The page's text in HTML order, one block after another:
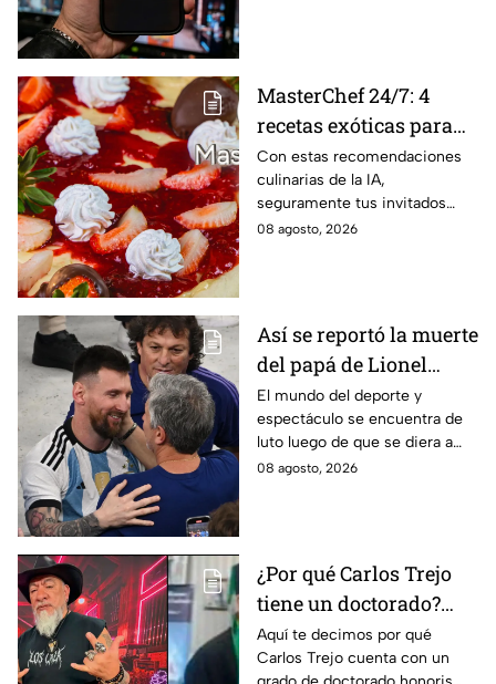
MasterChef 24/7: 4
recetas exóticas para
pizzas dulces que le
darán un toque
sofisticado a tu mesa
Con estas recomendaciones
culinarias de la IA,
seguramente tus invitados
quedarán encantados a la hora
08 agosto, 2026
Así se reportó la muerte
del papá de Lionel
Messi en vivo; estos
son los detalles en
Venga La Alegría
El mundo del deporte y
espectáculo se encuentra de
luto luego de que se diera a
conocer el fallecimiento del
08 agosto, 2026
¿Por qué Carlos Trejo
tiene un doctorado?
Este es el
reconocimiento que el
Aquí te decimos por qué
Carlos Trejo cuenta con un